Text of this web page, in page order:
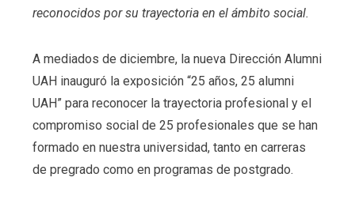
reconocidos por su trayectoria en el ámbito social.
A mediados de diciembre, la nueva Dirección Alumni
UAH inauguró la exposición “25 años, 25 alumni
UAH” para reconocer la trayectoria profesional y el
compromiso social de 25 profesionales que se han
formado en nuestra universidad, tanto en carreras
de pregrado como en programas de postgrado.